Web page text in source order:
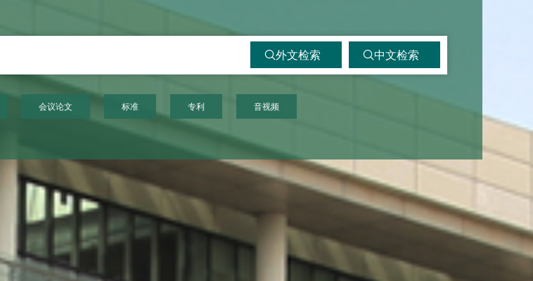
中文检索
外文检索
会议论文 标准 专利 音视频